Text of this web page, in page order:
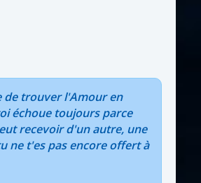
de trouver l'Amour en
échoue toujours parce
recevoir d'un autre, une
ne t'es pas encore offert à